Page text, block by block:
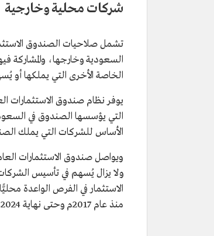
شركات محلية وخارجية
تشمل صلاحيات الصندوق
السعودية وخارجها، والمشاركة
الخاصة الأخرى التي يملكها أو
يوفر نظام صندوق الاستثمارات
التي يؤسسها الصندوق في
الأساس للشركات التي يملك الصندوق فيها نسبة أكثر من
ولا يزال يُسهم في تأسيس
الاستثمار في الفرص الواعدة
منذ عام 2017م وحتى نهاية 2024م 93 شركة في 13 قطاعًا استراتيجيًّا.